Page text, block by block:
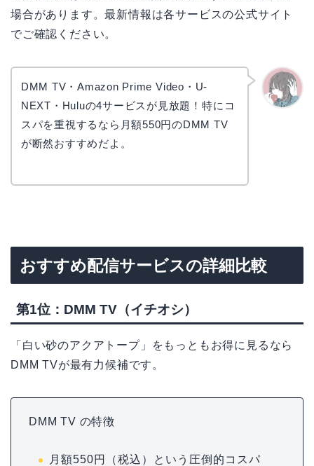
場合があります。最新情報は各サービスの公式サイト
でご確認ください。
DMM TV・Amazon Prime Video・U-
NEXT・Huluの4サービスが見放題！特にコ
スパを重視するなら月額550円のDMM TV
が断然おすすめだよ。
おすすめ配信サービスの詳細比較
第1位：DMM TV（イチオシ）
「白い砂のアクアトープ」をもっともお得に見るなら
DMM TVが最有力候補です。
DMM TV の特徴
月額550円（税込）という圧倒的コスパ